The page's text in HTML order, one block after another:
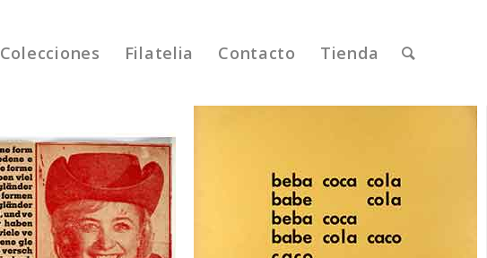
Colecciones Filatelia Contacto Tienda